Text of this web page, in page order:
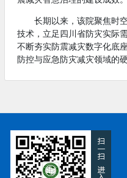
长期以来，该院聚焦时
技术，立足四川省防灾实际
不断夯实防震减灾数字化底
防控与应急防灾减灾领域的